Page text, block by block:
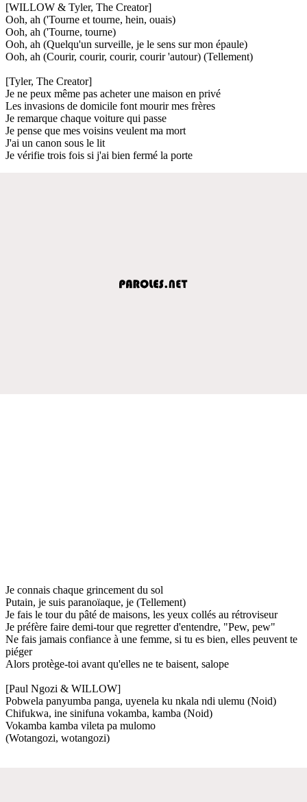
[WILLOW & Tyler, The Creator]
Ooh, ah ('Tourne et tourne, hein, ouais)
Ooh, ah ('Tourne, tourne)
Ooh, ah (Quelqu'un surveille, je le sens sur mon épaule)
Ooh, ah (Courir, courir, courir, courir 'autour) (Tellement)
[Tyler, The Creator]
Je ne peux même pas acheter une maison en privé
Les invasions de domicile font mourir mes frères
Je remarque chaque voiture qui passe
Je pense que mes voisins veulent ma mort
J'ai un canon sous le lit
Je vérifie trois fois si j'ai bien fermé la porte
Je connais chaque grincement du sol
Putain, je suis paranoïaque, je (Tellement)
Je fais le tour du pâté de maisons, les yeux collés au rétroviseur
Je préfère faire demi-tour que regretter d'entendre, "Pew, pew"
Ne fais jamais confiance à une femme, si tu es bien, elles peuvent te
piéger
Alors protège-toi avant qu'elles ne te baisent, salope
[Paul Ngozi & WILLOW]
Pobwela panyumba panga, uyenela ku nkala ndi ulemu (Noid)
Chifukwa, ine sinifuna vokamba, kamba (Noid)
Vokamba kamba vileta pa mulomo
(Wotangozi, wotangozi)